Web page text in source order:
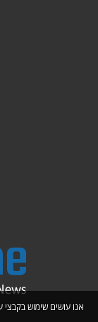
אנו עושים שימוש בקבצי